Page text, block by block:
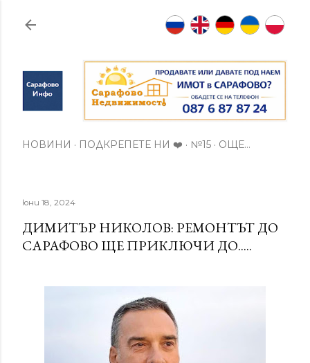
Пропускане към основното съдържание
НОВИНИ ПОДКРЕПЕТЕ НИ ❤️ №15 ОЩЕ…
юни 18, 2024
ДИМИТЪР НИКОЛОВ: РЕМОНТЪТ ДО
САРАФОВО ЩЕ ПРИКЛЮЧИ ДО.....